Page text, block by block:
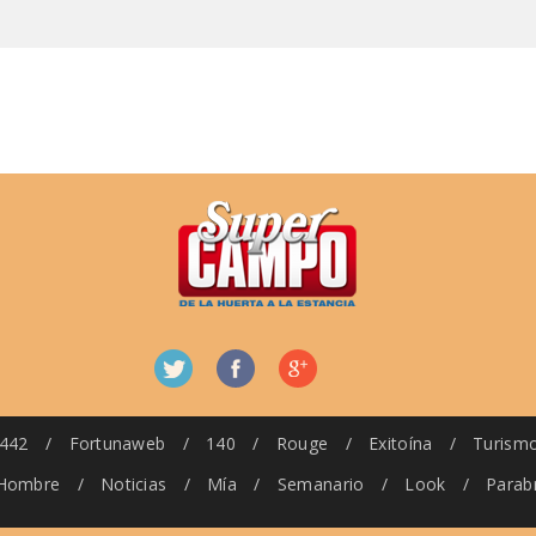
442 / Fortunaweb / 140 / Rouge / Exitoína /
/ Noticias / Mía / Semanario / Look /